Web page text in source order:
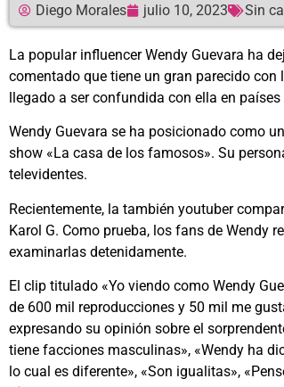
Diego Morales julio 10, 2023 Sin
La popular influencer Wendy Guevara ha
comentado que tiene un gran parecido
llegado a ser confundida con ella en países
Wendy Guevara se ha posicionado como
show «La casa de los famosos». Su
televidentes.
Recientemente, la también youtuber
Karol G. Como prueba, los fans de Wendy
examinarlas detenidamente.
El clip titulado «Yo viendo como Wendy
de 600 mil reproducciones y 50 mil me
expresando su opinión sobre el
tiene facciones masculinas», «Wendy ha
lo cual es diferente», «Son igualitas»,